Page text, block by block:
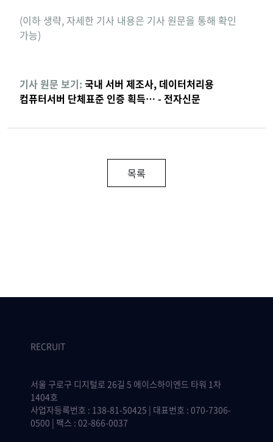
(이하 생략, 자세한 기사 내용은 기사 원문을 통해 확인
가능)
기사 원문 보기: 국내 서버 제조사, 데이터처리용
컴퓨터서버 단체표준 인증 획득… - 전자신문
목록
RECRUIT
서울 구로구 디지털로 26길 5 에이스하이엔드 타워 1차
1404호
사업자등록번호 : 138-81-50425 | 대표번호 : 070-7306-
0500 | 팩스 : 02-866-0037